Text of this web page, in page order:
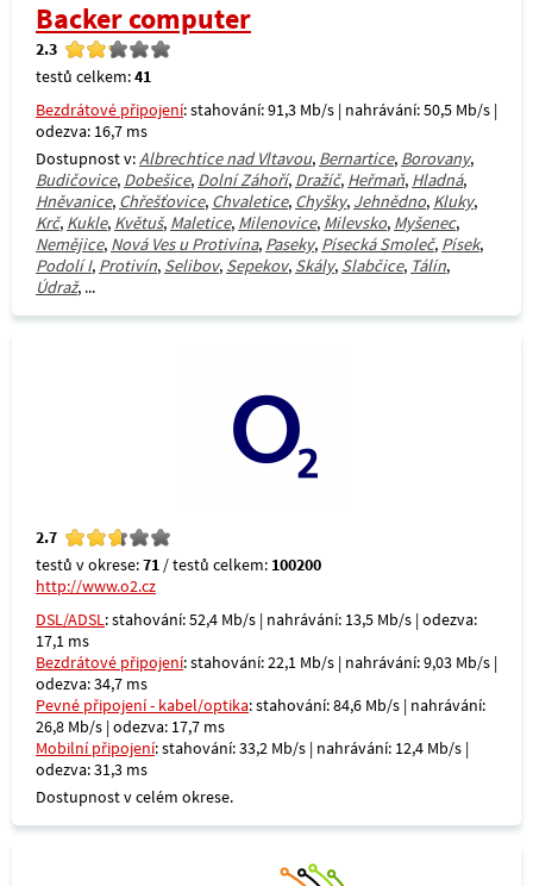
Backer computer
2.3
testů celkem:41
Bezdrátové připojení: stahování: 91,3 Mb/s | nahrávání: 50,5 Mb/s |
odezva: 16,7 ms
Dostupnost v:Albrechtice nad Vltavou, Bernartice, Borovany,
Budičovice, Dobešice, Dolní Záhoří, Dražíč, Heřmaň, Hladná,
Hněvanice, Chřešťovice, Chvaletice, Chyšky, Jehnědno, Kluky,
Krč, Kukle, Květuš, Maletice, Milenovice, Milevsko, Myšenec,
Nemějice, Nová Ves u Protivína, Paseky, Písecká Smoleč, Písek,
Podolí I, Protivín, Selibov, Sepekov, Skály, Slabčice, Tálín,
Údraž, ...
2.7
testů v okrese:71 / testů celkem: 100200
http://www.o2.cz
DSL/ADSL: stahování: 52,4 Mb/s | nahrávání: 13,5 Mb/s | odezva:
17,1 ms
Bezdrátové připojení: stahování: 22,1 Mb/s | nahrávání: 9,03 Mb/s |
odezva: 34,7 ms
Pevné připojení - kabel/optika: stahování: 84,6 Mb/s | nahrávání:
26,8 Mb/s | odezva: 17,7 ms
Mobilní připojení: stahování: 33,2 Mb/s | nahrávání: 12,4 Mb/s |
odezva: 31,3 ms
Dostupnost v celém okrese.